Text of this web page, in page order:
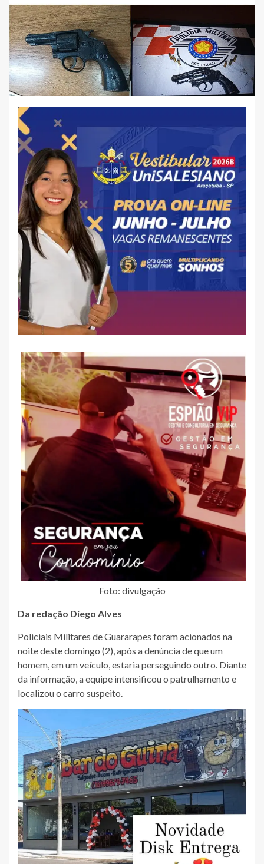
Foto: divulgação
Da redação Diego Alves
Policiais Militares de Guararapes foram acionados na
noite deste domingo (2), após a denúncia de que um
homem, em um veículo, estaria perseguindo outro. Diante
da informação, a equipe intensificou o patrulhamento e
localizou o carro suspeito.